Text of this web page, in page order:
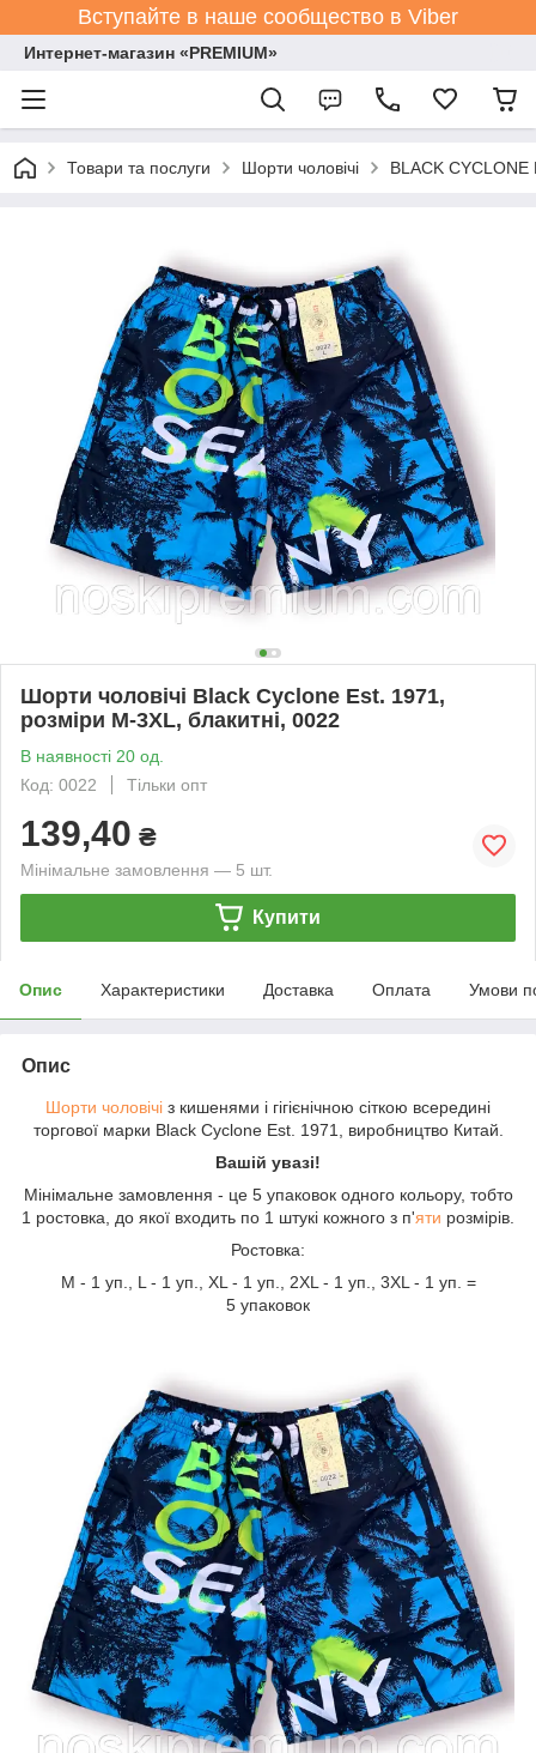
Вступайте в наше сообщество в Viber
Интернет-магазин «PREMIUM»
Товари та послуги Шорти чоловічі BLACK CYCLONE
Шорти чоловічі Black Cyclone Est. 1971,
розміри M-3XL, блакитні, 0022
В наявності 20 од.
Код: 0022
Тільки опт
139,40 ₴
Мінімальне замовлення — 5 шт.
Купити
Опис Характеристики Доставка Оплата Умови
Опис
Шорти чоловічі з кишенями і гігієнічною сіткою всередині
торгової марки Black Cyclone Est. 1971, виробництво Китай.
Вашій увазі!
Мінімальне замовлення - це 5 упаковок одного кольору, тобто
1 ростовка, до якої входить по 1 штукі кожного з п'яти розмірів.
Ростовка:
М - 1 уп., L - 1 уп., XL - 1 уп., 2XL - 1 уп., 3XL - 1 уп. =
5 упаковок